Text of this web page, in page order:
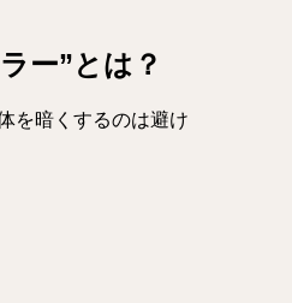
ー”とは？
を暗くするのは避け